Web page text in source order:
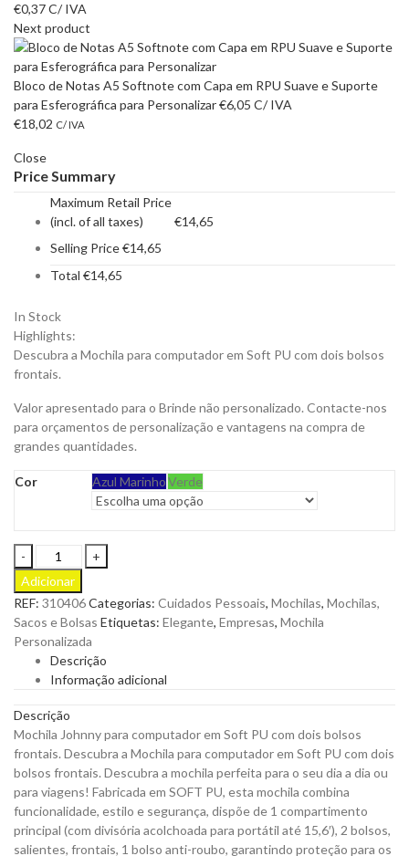
€0,37C/ IVA
Next product
Bloco de Notas A5 Softnote com Capa em RPU Suave e Suporte
para Esferográfica para Personalizar€6,05 C/ IVA
€18,02 C/ IVA
Close
Price Summary
Maximum Retail Price
(incl. of all taxes)
€14,65
Selling Price€14,65
Total €14,65
In Stock
Highlights:
Descubra a Mochila para computador em Soft PU com dois bolsos
frontais.
Valor apresentado para o Brinde não personalizado. Contacte-nos
para orçamentos de personalização e vantagens na compra de
grandes quantidades.
Cor Azul MarinhoVerde
Mochila
Johnny
para
Computador
em
Soft
PU
para
quantity
Adicionar
REF: 310406Categorias: Cuidados Pessoais, Mochilas, Mochilas,
Sacos e Bolsas Etiquetas: Elegante, Empresas, Mochila
Personalizada
Descrição
Informação adicional
Descrição
Mochila Johnny para computador em Soft PU com dois bolsos
frontais. Descubra a Mochila para computador em Soft PU com dois
bolsos frontais. Descubra a mochila perfeita para o seu dia a dia ou
para viagens! Fabricada em SOFT PU, esta mochila combina
funcionalidade, estilo e segurança, dispõe de 1 compartimento
principal (com divisória acolchoada para portátil até 15,6′), 2 bolsos,
salientes, frontais, 1 bolso anti-roubo, garantindo proteção para os